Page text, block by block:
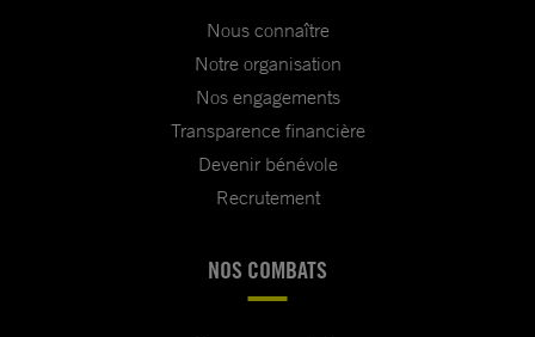
Nous connaître
Notre organisation
Nos engagements
Transparence financière
Devenir bénévole
Recrutement
NOS COMBATS